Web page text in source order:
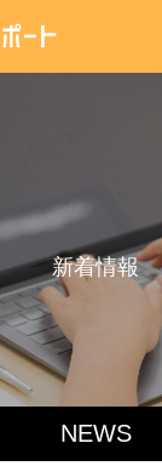
NEWS
新着情報